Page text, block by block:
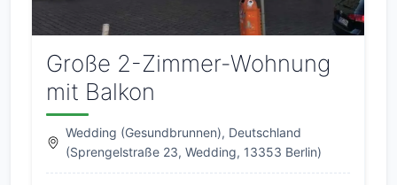
Große 2-Zimmer-Wohnung
mit Balkon
Wedding (Gesundbrunnen), Deutschland
(Sprengelstraße 23, Wedding, 13353 Berlin)